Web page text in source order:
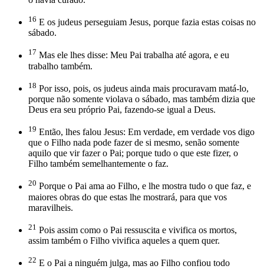
16 E os judeus perseguiam Jesus, porque fazia estas coisas no
sábado.
17 Mas ele lhes disse: Meu Pai trabalha até agora, e eu
trabalho também.
18 Por isso, pois, os judeus ainda mais procuravam matá-lo,
porque não somente violava o sábado, mas também dizia que
Deus era seu próprio Pai, fazendo-se igual a Deus.
19 Então, lhes falou Jesus: Em verdade, em verdade vos digo
que o Filho nada pode fazer de si mesmo, senão somente
aquilo que vir fazer o Pai; porque tudo o que este fizer, o
Filho também semelhantemente o faz.
20 Porque o Pai ama ao Filho, e lhe mostra tudo o que faz, e
maiores obras do que estas lhe mostrará, para que vos
maravilheis.
21 Pois assim como o Pai ressuscita e vivifica os mortos,
assim também o Filho vivifica aqueles a quem quer.
22 E o Pai a ninguém julga, mas ao Filho confiou todo